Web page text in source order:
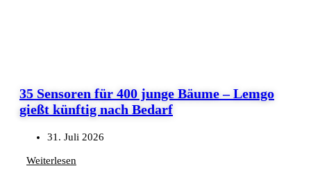
35 Sensoren für 400 junge Bäume – Lemgo
gießt künftig nach Bedarf
31. Juli 2026
Weiterlesen